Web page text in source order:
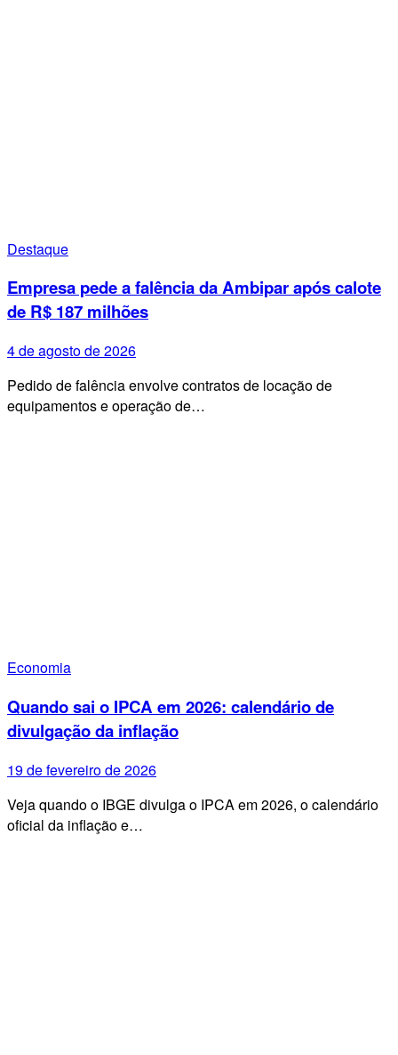
Destaque
Empresa pede a falência da Ambipar após calote
de R$ 187 milhões
4 de agosto de 2026
Pedido de falência envolve contratos de locação de
equipamentos e operação de…
Economia
Quando sai o IPCA em 2026: calendário de
divulgação da inflação
19 de fevereiro de 2026
Veja quando o IBGE divulga o IPCA em 2026, o calendário
oficial da inflação e…